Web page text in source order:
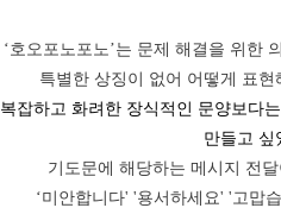
‘호오포노포노’는 문제 해결을 위한
특별한 상징이 없어 어떻게 표현
복잡하고 화려한 장식적인 문양보다
만들고 싶
기도문에 해당하는 메시지 전
‘미안합니다' '용서하세요' '고맙